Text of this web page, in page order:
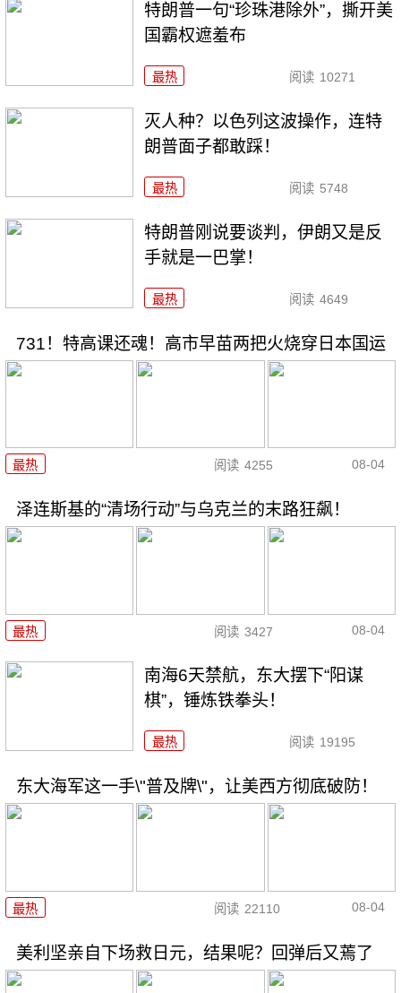
特朗普一句“珍珠港除外”，撕开美
国霸权遮羞布
最热 阅读 10271
灭人种？以色列这波操作，连特
朗普面子都敢踩！
最热 阅读 5748
特朗普刚说要谈判，伊朗又是反
手就是一巴掌！
最热 阅读 4649
731！特高课还魂！高市早苗两把火烧穿日本国运
最热 阅读 4255 08-04
泽连斯基的“清场行动”与乌克兰的末路狂飙！
最热 阅读 3427 08-04
南海6天禁航，东大摆下“阳谋
棋”，锤炼铁拳头！
最热 阅读 19195
东大海军这一手\"普及牌\"，让美西方彻底破防！
最热 阅读 22110 08-04
美利坚亲自下场救日元，结果呢？回弹后又蔫了